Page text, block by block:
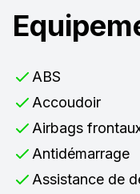
ABS
Accoudoir
Airbags
Antidémarrage
Assistance de